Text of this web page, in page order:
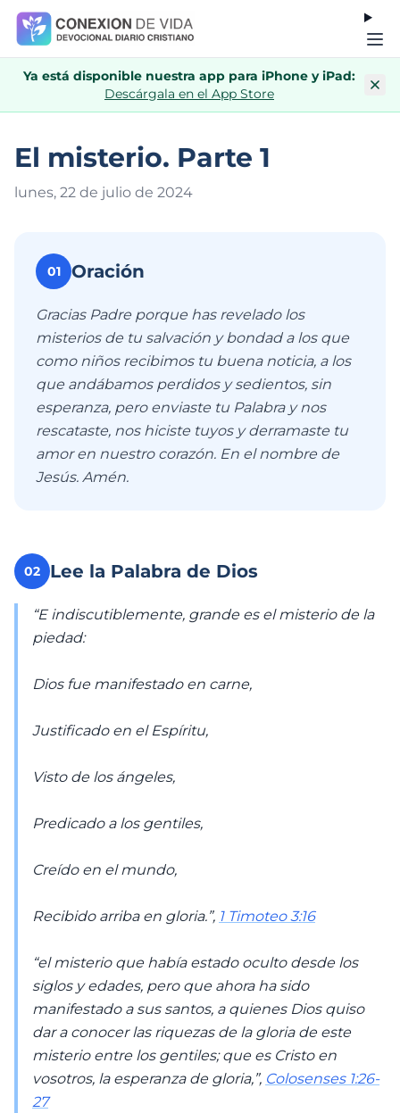
Ya está disponible nuestra app para iPhone y iPad:
Descárgala en el App Store
El misterio. Parte 1
lunes, 22 de julio de 2024
01 Oración
Gracias Padre porque has revelado los
misterios de tu salvación y bondad a los que
como niños recibimos tu buena noticia, a los
que andábamos perdidos y sedientos, sin
esperanza, pero enviaste tu Palabra y nos
rescataste, nos hiciste tuyos y derramaste tu
amor en nuestro corazón. En el nombre de
Jesús. Amén.
02 Lee la Palabra de Dios
“E indiscutiblemente, grande es el misterio de la
piedad:
Dios fue manifestado en carne,
Justificado en el Espíritu,
Visto de los ángeles,
Predicado a los gentiles,
Creído en el mundo,
Recibido arriba en gloria.”, 1 Timoteo 3:16
“el misterio que había estado oculto desde los
siglos y edades, pero que ahora ha sido
manifestado a sus santos, a quienes Dios quiso
dar a conocer las riquezas de la gloria de este
misterio entre los gentiles; que es Cristo en
vosotros, la esperanza de gloria,”, Colosenses 1:26-
27